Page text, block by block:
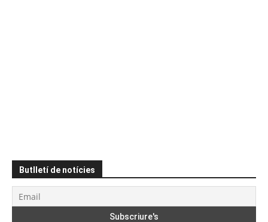
Butlletí de notícies